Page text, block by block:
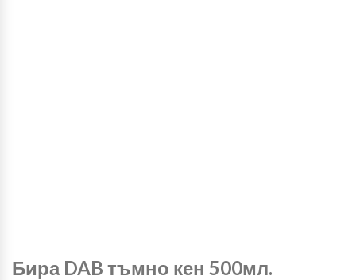
Бира DAB тъмно кен 500мл.